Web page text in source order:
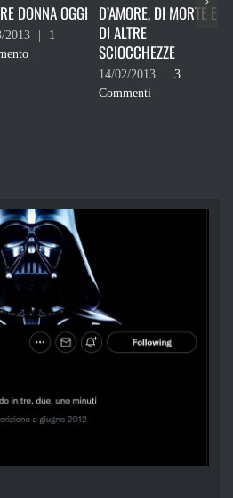
D’AMORE, DI MORTE E
DI ALTRE
SCIOCCHEZZE
INNOCENCE OF
MUSLIMS
26/09/2012
Commenti